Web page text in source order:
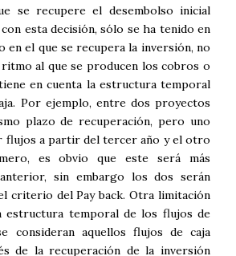
se recupere el desembolso inicial
esta decisión, sólo se ha tenido en
en el que se recupera la inversión, no
al que se producen los cobros o
en cuenta la estructura temporal
Por ejemplo, entre dos proyectos
plazo de recuperación, pero uno
flujos a partir del tercer año y el otro
es obvio que este será más
sin embargo los dos serán
criterio del Pay back. Otra limitación
estructura temporal de los flujos de
consideran aquellos flujos de caja
de la recuperación de la inversión